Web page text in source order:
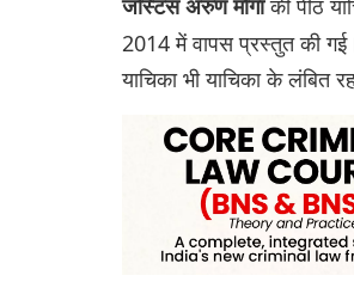
जस्टिस अरुण मोंगा
2014 में वापस प्रस्तुत की गई।
याचिका भी याचिका के लंबित